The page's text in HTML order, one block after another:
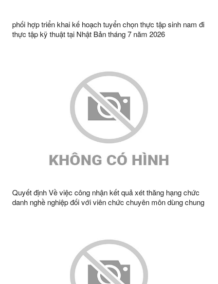
phối hợp triển khai kế hoạch tuyển chọn thực tập sinh nam đi
thực tập kỹ thuật tại Nhật Bản tháng 7 năm 2026
Quyết định Về việc công nhận kết quả xét thăng hạng chức
danh nghề nghiệp đối với viên chức chuyên môn dùng chung